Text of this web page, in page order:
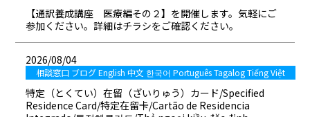
【通訳養成講座 医療編その２】を開催します。気軽にご
参加ください。詳細はチラシをご確認ください。
2026/08/04
相談窓口 ブログ English 中文 한국어 Português Tagalog Tiếng Việt
特定（とくてい）在留（ざいりゅう）カード/Specified
Residence Card/特定在留卡/Cartão de Residencia